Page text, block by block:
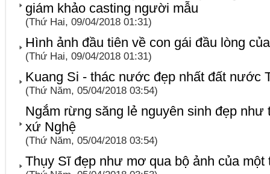
giám khảo casting người mẫu
(Thứ Hai, 09/04/2018 01:31)
Hình ảnh đầu tiên về con gái đầu lòng
(Thứ Hai, 09/04/2018 01:31)
Kuang Si - thác nước đẹp nhất đất nước
(Thứ Năm, 05/04/2018 03:54)
Ngắm rừng săng lẻ nguyên sinh đẹp như
xứ Nghệ
(Thứ Năm, 05/04/2018 03:54)
Thụy Sĩ đẹp như mơ qua bộ ảnh của một